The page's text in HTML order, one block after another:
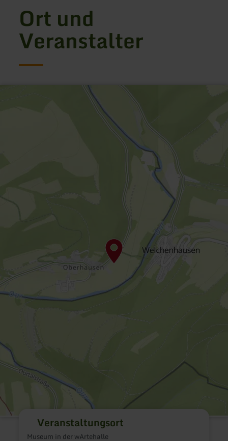
Ort und
Veranstalter
Veranstaltungsort
Museum in der wArtehalle